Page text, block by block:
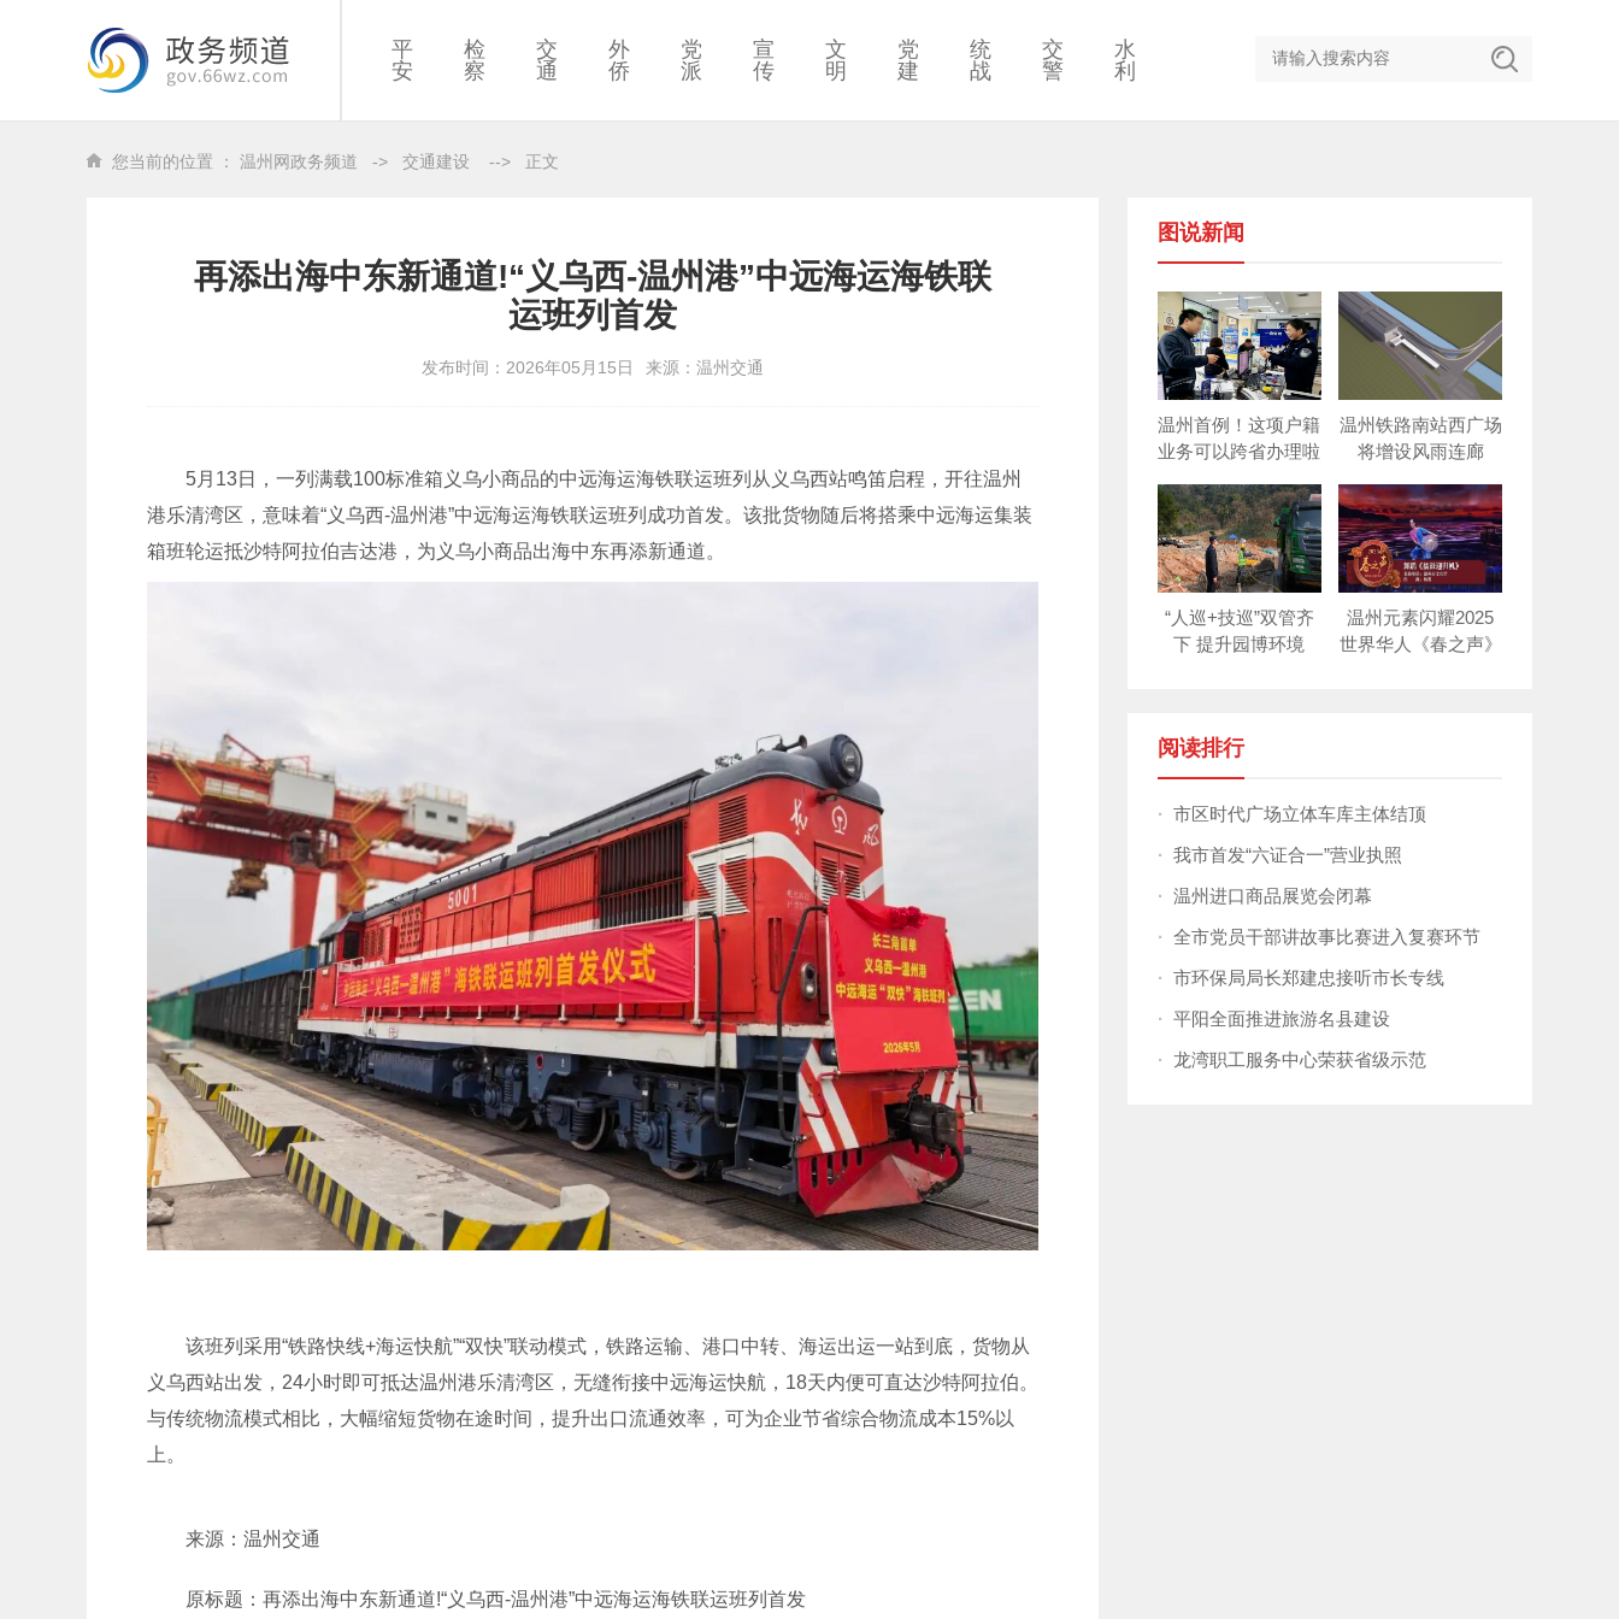
平
安
检
察
交
通
外
侨
党
派
宣
传
文
明
党
建
统
战
交
警
水
利
您当前的位置 ： 温州网政务频道 -> 交通建设 --> 正文
再添出海中东新通道!“义乌西-温州港”中远海运海铁联
运班列首发
发布时间：2026年05月15日 来源：温州交通
5月13日，一列满载100标准箱义乌小商品的中远海运海铁联运班列从义乌西站鸣笛启程，开往温州
港乐清湾区，意味着“义乌西-温州港”中远海运海铁联运班列成功首发。该批货物随后将搭乘中远海运集装
箱班轮运抵沙特阿拉伯吉达港，为义乌小商品出海中东再添新通道。
该班列采用“铁路快线+海运快航”“双快”联动模式，铁路运输、港口中转、海运出运一站到底，货物从
义乌西站出发，24小时即可抵达温州港乐清湾区，无缝衔接中远海运快航，18天内便可直达沙特阿拉伯。
与传统物流模式相比，大幅缩短货物在途时间，提升出口流通效率，可为企业节省综合物流成本15%以
上。
来源：温州交通
原标题：再添出海中东新通道!“义乌西-温州港”中远海运海铁联运班列首发
图说新闻
温州首例！这项户籍
业务可以跨省办理啦
温州铁路南站西广场
将增设风雨连廊
“人巡+技巡”双管齐
下 提升园博环境
温州元素闪耀2025
世界华人《春之声》
阅读排行
· 市区时代广场立体车库主体结顶
· 我市首发“六证合一”营业执照
· 温州进口商品展览会闭幕
· 全市党员干部讲故事比赛进入复赛环节
· 市环保局局长郑建忠接听市长专线
· 平阳全面推进旅游名县建设
· 龙湾职工服务中心荣获省级示范